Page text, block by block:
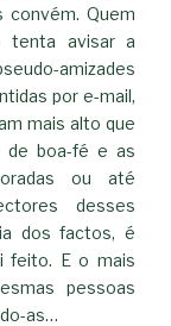
convém. Quem
tenta avisar a
amizades
por e-mail,
mais alto que
de boa-fé e as
ou até
desses
dos factos, é
feito. E o mais
pessoas
as…